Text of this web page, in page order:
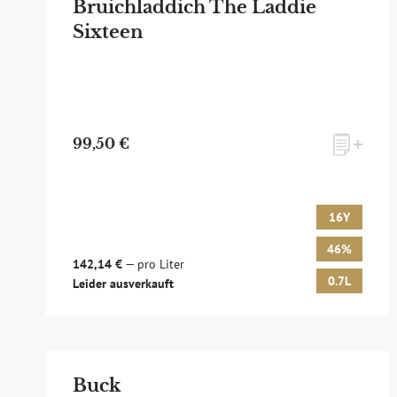
Bruichladdich The Laddie
Sixteen
99,50 €
142,14 € — pro Liter
Leider ausverkauft
16Y
46%
0.7L
Buck